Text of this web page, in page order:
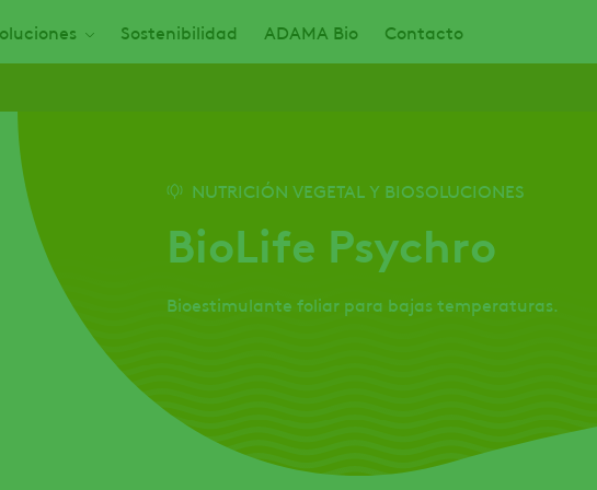
Sostenibilidad ADAMA Bio Contacto
NUTRICIÓN VEGETAL Y BIOSOLUCIONES
BioLife Psychro
Bioestimulante foliar para bajas temperaturas.